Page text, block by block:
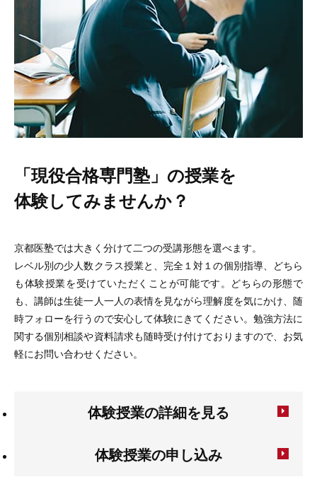
「現役合格専門塾」の授業を
体験してみませんか？
京都医塾では大きく分けて二つの受講形態を選べます。
レベル別の少人数クラス授業と、完全１対１の個別指導、どちら
も体験授業を受けていただくことが可能です。どちらの形態で
も、講師は生徒一人一人の表情を見ながら理解度を気にかけ、随
時フォローを行うので安心して体験にきてください。勉強方法に
関する個別相談や資料請求も随時受け付けておりますので、お気
軽にお問い合わせください。
体験授業の詳細を見る
体験授業の申し込み